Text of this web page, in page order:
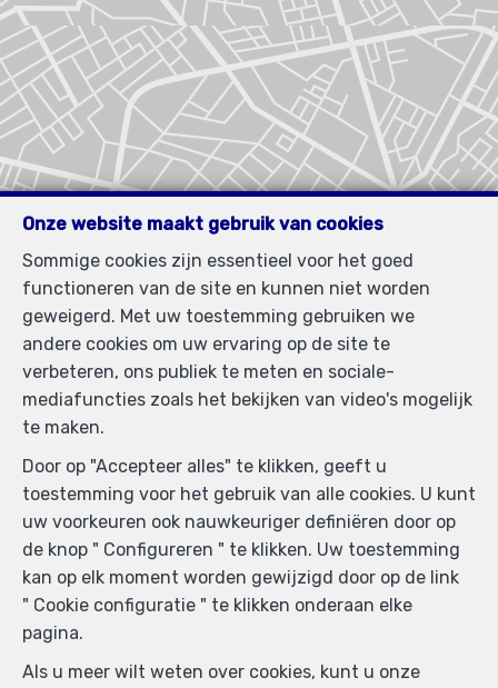
Zoek op de kaart
Onze website maakt gebruik van cookies
Sommige cookies zijn essentieel voor het goed
functioneren van de site en kunnen niet worden
geweigerd. Met uw toestemming gebruiken we
andere cookies om uw ervaring op de site te
verbeteren, ons publiek te meten en sociale-
mediafuncties zoals het bekijken van video's mogelijk
te maken.
Door op "Accepteer alles" te klikken, geeft u
toestemming voor het gebruik van alle cookies. U kunt
uw voorkeuren ook nauwkeuriger definiëren door op
de knop " Configureren " te klikken. Uw toestemming
kan op elk moment worden gewijzigd door op de link
" Cookie configuratie " te klikken onderaan elke
pagina.
Als u meer wilt weten over cookies, kunt u onze